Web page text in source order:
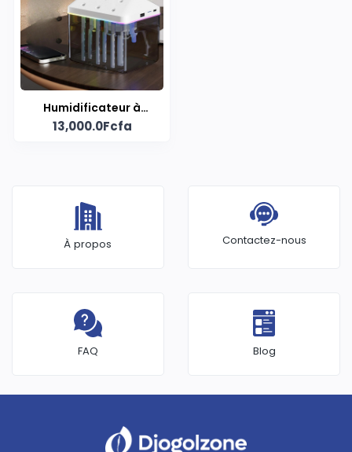
Humidificateur à
Ultrasons DV-5V avec
13,000.0Fcfa
À propos Contactez-nous
FAQ Blog